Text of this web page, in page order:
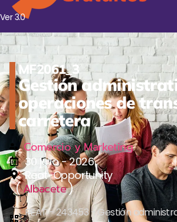
Ver 3.0
MF2061_3
Gestión
operaciones de
carretera
Comercio y Marketing
30 julio - 2026
Reat-Opportunity
(Albacete)
REAT - 243453 - Gestión